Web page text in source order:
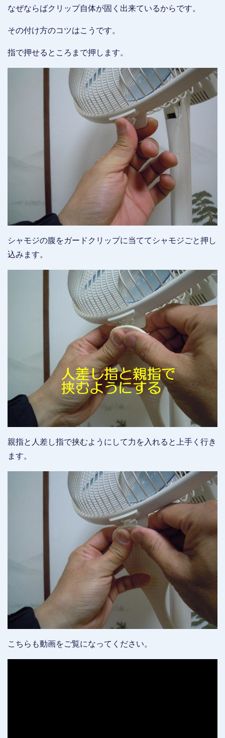
なぜならばクリップ自体が固く出来ているからです。
その付け方のコツはこうです。
指で押せるところまで押します。
シャモジの腹をガードクリップに当ててシャモジごと押し
込みます。
親指と人差し指で挟むようにして力を入れると上手く行き
ます。
こちらも動画をご覧になってください。